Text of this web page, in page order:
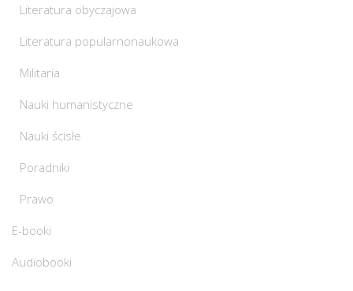
Literatura obyczajowa
Literatura popularnonaukowa
Militaria
Nauki humanistyczne
Nauki ścisłe
Poradniki
Prawo
E-booki
Audiobooki